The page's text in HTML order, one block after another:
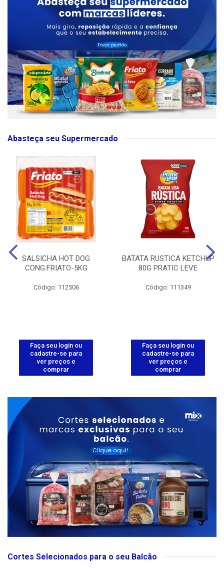
Abasteça seu Supermercado
SALSICHA HOT DOG
CONG.FRIATO-5KG
Código: 112506
Faça seu login ou
cadastre-se para
ver preços e
comprar
BATATA RUSTICA KETCHUP
80G PRATIC LEVE
Código: 111349
Faça seu login ou
cadastre-se para
ver preços e
comprar
Cortes Selecionados para o seu Balcão